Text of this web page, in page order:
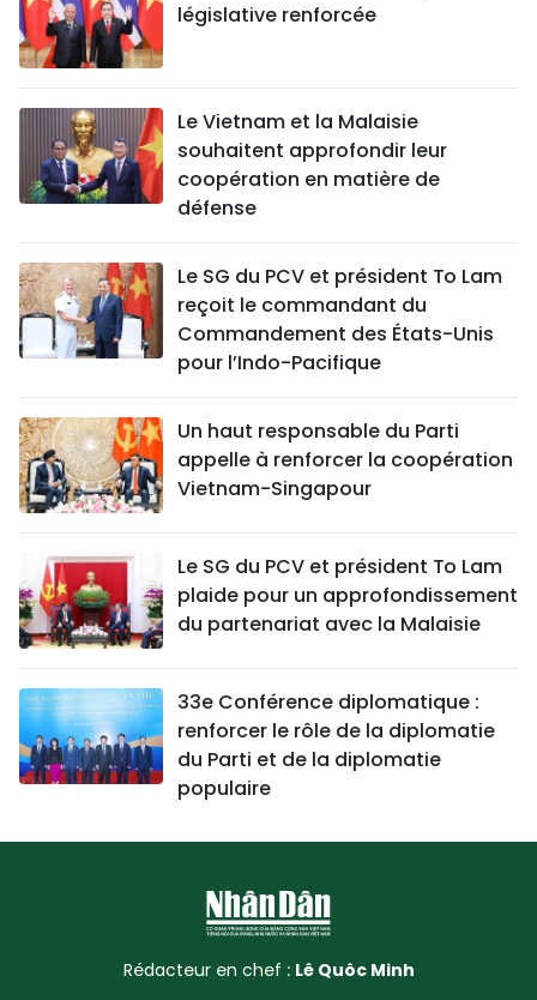
législative renforcée
Le Vietnam et la Malaisie
souhaitent approfondir leur
coopération en matière de
défense
Le SG du PCV et président To Lam
reçoit le commandant du
Commandement des États-Unis
pour l’Indo-Pacifique
Un haut responsable du Parti
appelle à renforcer la coopération
Vietnam-Singapour
Le SG du PCV et président To Lam
plaide pour un approfondissement
du partenariat avec la Malaisie
33e Conférence diplomatique :
renforcer le rôle de la diplomatie
du Parti et de la diplomatie
populaire
Rédacteur en chef : Lê Quôc Minh